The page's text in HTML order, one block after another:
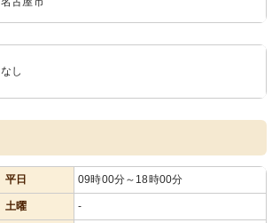
なし
平日 09時00分～18時00分
土曜 -